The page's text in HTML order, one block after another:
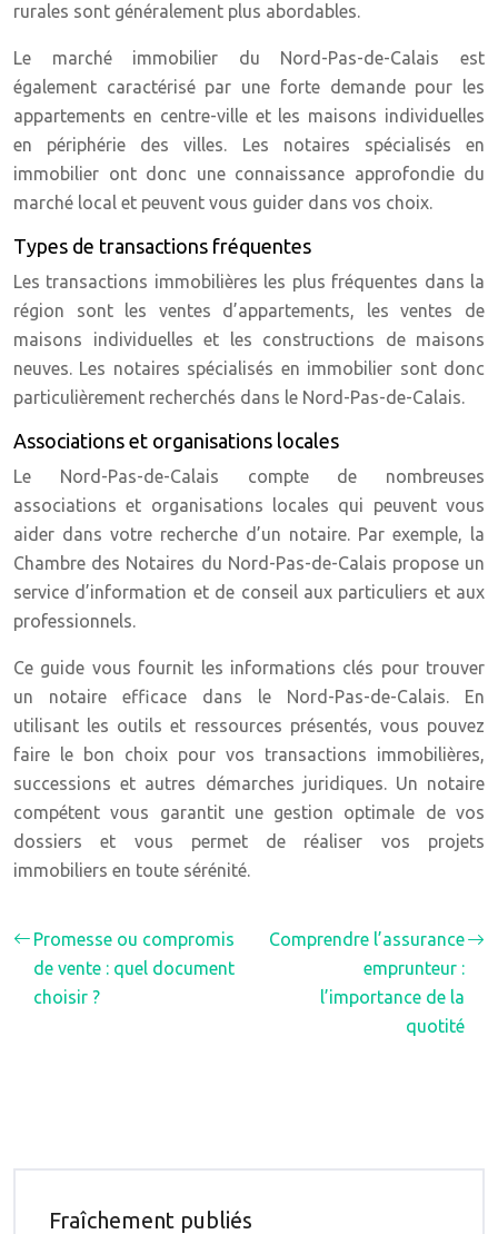
rurales sont généralement plus abordables.
Le marché immobilier du Nord-Pas-de-Calais est
également caractérisé par une forte demande pour les
appartements en centre-ville et les maisons individuelles
en périphérie des villes. Les notaires spécialisés en
immobilier ont donc une connaissance approfondie du
marché local et peuvent vous guider dans vos choix.
Types de transactions fréquentes
Les transactions immobilières les plus fréquentes dans la
région sont les ventes d’appartements, les ventes de
maisons individuelles et les constructions de maisons
neuves. Les notaires spécialisés en immobilier sont donc
particulièrement recherchés dans le Nord-Pas-de-Calais.
Associations et organisations locales
Le Nord-Pas-de-Calais compte de nombreuses
associations et organisations locales qui peuvent vous
aider dans votre recherche d’un notaire. Par exemple, la
Chambre des Notaires du Nord-Pas-de-Calais propose un
service d’information et de conseil aux particuliers et aux
professionnels.
Ce guide vous fournit les informations clés pour trouver
un notaire efficace dans le Nord-Pas-de-Calais. En
utilisant les outils et ressources présentés, vous pouvez
faire le bon choix pour vos transactions immobilières,
successions et autres démarches juridiques. Un notaire
compétent vous garantit une gestion optimale de vos
dossiers et vous permet de réaliser vos projets
immobiliers en toute sérénité.
Promesse ou compromis
de vente : quel document
choisir ?
Comprendre l’assurance
emprunteur :
l’importance de la
quotité
Fraîchement publiés